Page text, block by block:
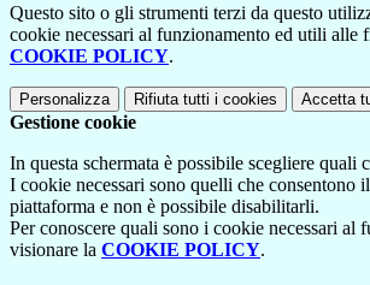
Questo sito o gli strumenti terzi da questo
cookie necessari al funzionamento ed utili alle
COOKIE POLICY.
Personalizza Rifiuta tutti i cookies Accetta
Gestione cookie
In questa schermata è possibile scegliere quali
I cookie necessari sono quelli che consentono
piattaforma e non è possibile disabilitarli.
Per conoscere quali sono i cookie necessari al
visionare la COOKIE POLICY.